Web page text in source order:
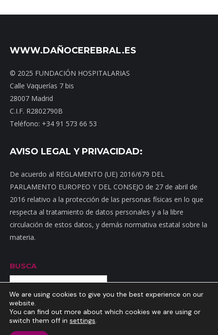
WWW.DAÑOCEREBRAL.ES
© 2025 FUNDACIÓN HOSPITALARIAS
Calle Vaquerías 7 bis
28007 Madrid
C.I.F. R2802790B
Teléfono: +34 91 573 66 53
AVISO LEGAL Y PRIVACIDAD:
De acuerdo al REGLAMENTO (UE) 2016/679 DEL
PARLAMENTO EUROPEO Y DEL CONSEJO de 27 de abril de
2016 relativo a la protección de las personas físicas en lo que
respecta al tratamiento de datos personales y a la libre
circulación de estos datos, y demás normativa estatal sobre la
materia.
BUSCA
Buscar
We are using cookies to give you the best experience on our
website.
You can find out more about which cookies we are using or
switch them off in settings.